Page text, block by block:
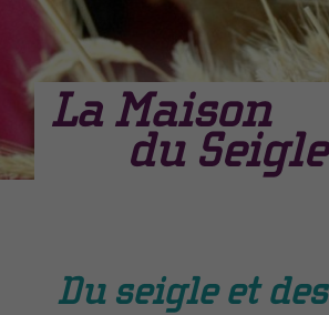
La Maison
du Seigle
Du seigle et des